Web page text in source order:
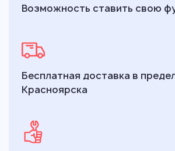
Возможность ставить свою
Бесплатная доставка в
Красноярска